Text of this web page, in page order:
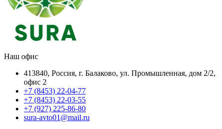
Наш офис
413840, Россия, г. Балаково, ул. Промышленная, дом 2/2,
офис 2
+7 (8453) 22-04-77
+7 (8453) 22-03-55
+7 (927) 225-86-80
sura-avto01@mail.ru